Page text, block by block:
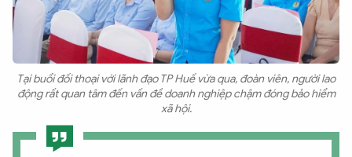
Tại buổi đối thoại với lãnh đạo TP Huế vừa qua, đoàn viên, người lao
động rất quan tâm đến vấn đề doanh nghiệp chậm đóng bảo hiểm
xã hội.